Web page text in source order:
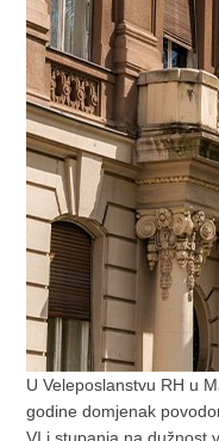
U Veleposlanstvu RH u
godine domjenak